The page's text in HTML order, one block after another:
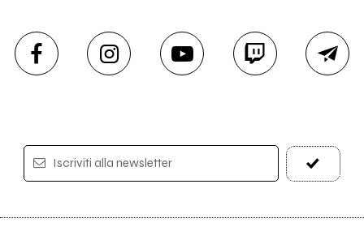
Iscriviti alla newsletter